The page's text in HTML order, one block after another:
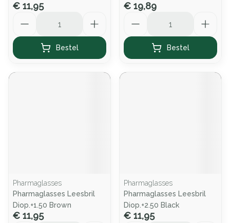
€ 11,95
Bestel
€ 19,89
Bestel
Pharmaglasses
Pharmaglasses Leesbril
Diop.+1.50 Brown
€ 11,95
Pharmaglasses
Pharmaglasses Leesbril
Diop.+2.50 Black
€ 11,95